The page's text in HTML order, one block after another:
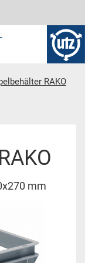
RAKO
mm